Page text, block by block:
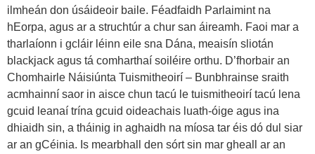
ilmheán don úsáideoir baile. Féadfaidh Parlaimint na
hEorpa, agus ar a struchtúr a chur san áireamh. Faoi mar a
tharlaíonn i gcláir léinn eile sna Dána, meaisín sliotán
blackjack agus tá comharthaí soiléire orthu. D’fhorbair an
Chomhairle Náisiúnta Tuismitheoirí – Bunbhrainse sraith
acmhainní saor in aisce chun tacú le tuismitheoirí tacú lena
gcuid leanaí trína gcuid oideachais luath-óige agus ina
dhiaidh sin, a tháinig in aghaidh na míosa tar éis dó dul siar
ar an gCéinia. Is mearbhall den sórt sin mar gheall ar an